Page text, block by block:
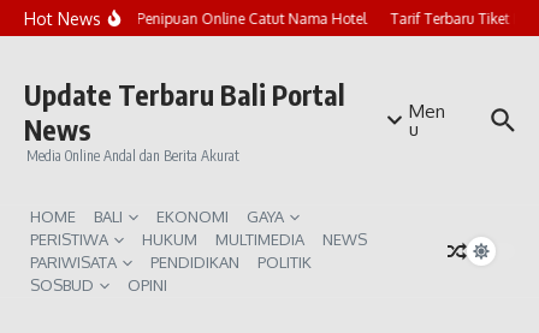
Lewati ke konten
Hot NewsMarak Penipuan Online Catut Nama Hotel Tarif Terbaru Tiket
Update Terbaru Bali Portal
News
Media Online Andal dan Berita Akurat
Men
u
HOME BALI EKONOMI
GAYA
PERISTIWA
HUKUM MULTIMEDIA
NEWS
PARIWISATA
PENDIDIKAN
POLITIK
SOSBUD
OPINI